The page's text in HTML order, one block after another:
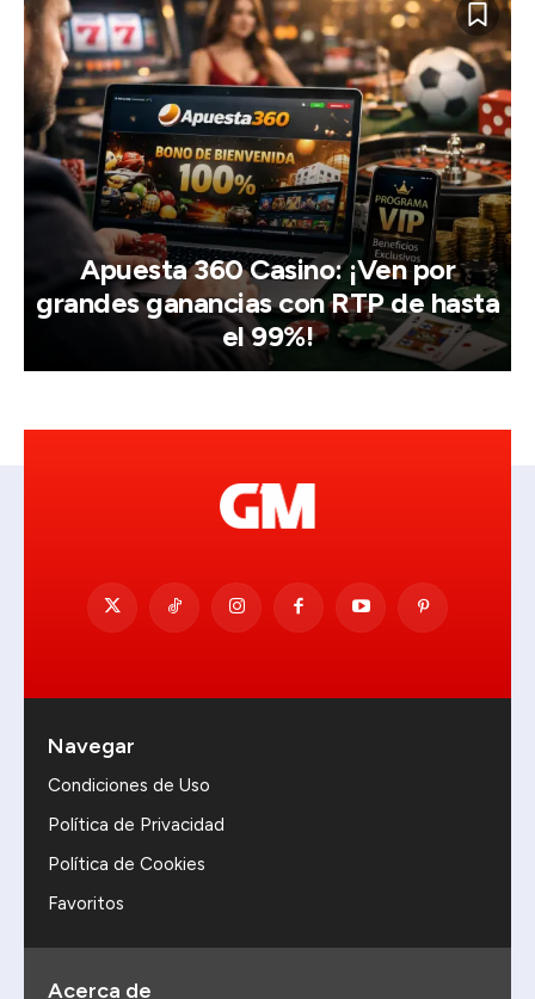
Apuesta 360 Casino: ¡Ven por
grandes ganancias con RTP de hasta
el 99%!
Navegar
Condiciones de Uso
Política de Privacidad
Política de Cookies
Favoritos
Acerca de